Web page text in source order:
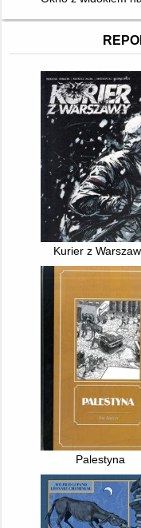
Kurier z
Palestyna